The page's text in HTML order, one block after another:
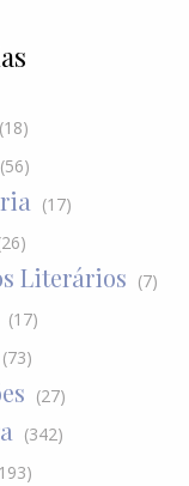
(18)
(56)
(17)
Literários (7)
(17)
(73)
(27)
(342)